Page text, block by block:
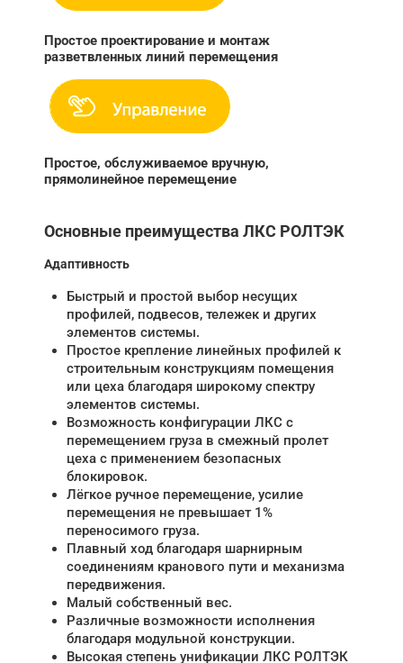
Простое проектирование и монтаж
разветвленных линий перемещения
Простое, обслуживаемое вручную,
прямолинейное перемещение
Основные преимущества ЛКС РОЛТЭК
Адаптивность
Быстрый и простой выбор несущих
профилей, подвесов, тележек и других
элементов системы.
Простое крепление линейных профилей к
строительным конструкциям помещения
или цеха благодаря широкому спектру
элементов системы.
Возможность конфигурации ЛКС с
перемещением груза в смежный пролет
цеха с применением безопасных
блокировок.
Лёгкое ручное перемещение, усилие
перемещения не превышает 1%
переносимого груза.
Плавный ход благодаря шарнирным
соединениям кранового пути и механизма
передвижения.
Малый собственный вес.
Различные возможности исполнения
благодаря модульной конструкции.
Высокая степень унификации ЛКС РОЛТЭК